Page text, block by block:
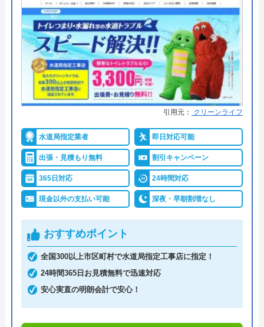
運営会社 株式会社ハウスラボ
代表者 勝島崇裕
創業・設立 2024年11月設立
所在地
〒113-0033
東京都文京区本郷5-1-11
対応エリア詳
細
笛吹市のトイレ水漏れ・つまり修理に
駆けつけ対応｜水道局指定業者ハウス
―
●保証・保険 ―
詳細は公式HPでご確認ください
熱研メンテナンスがおすすめの理由
熱研メンテナンスは排水管のつまり・水漏れなどの
事なども幅広く対応できる水道業者です。
富士吉田市や富士河口湖町などの水道局指定給水装
置工事事業者として登録されているため、技術はし
っかりしています。
また、富士吉田市と南都留郡にそれぞれ営業所があ
り、水道トラブルは24時間以内に対応してくれるた
め、緊急時でも素早く対応してくれるでしょう。
ホームページ上には詳細があまり書かれていいない
があります。
引用元： クリーンライフ
水道局指定業者 即日対応可能
出張・見積もり無料 割引キャンペーン
365日対応 24時間対応
現金以外の支払い可能 深夜・早朝割増なし
おすすめポイント
全国300以上市区町村で水道局指定工事店に指定！
24時間365日お見積無料で迅速対応
安心実直の明朗会計で安心！